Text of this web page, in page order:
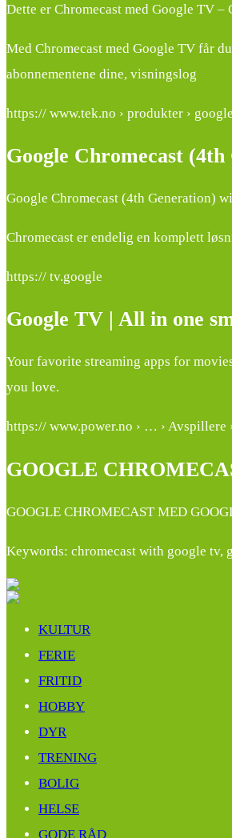
Dette er Chromecast med Google TV –
Med Chromecast med Google TV får
abonnementene dine, visningslog
https:// www.tek.no › produkter ›
Google Chromecast
Google Chromecast (4th Generation)
Chromecast er endelig en komplett
https:// tv.google
Google TV | All in one
Your favorite streaming apps for
you love.
https:// www.power.no › … › Avspillere
GOOGLE
GOOGLE CHROMECAST MED
Keywords: chromecast with google tv,
KULTUR
FERIE
FRITID
HOBBY
DYR
TRENING
BOLIG
HELSE
GODE RÅD